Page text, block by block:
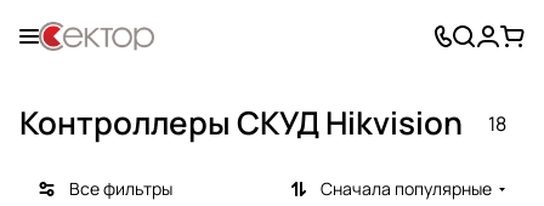
Контроллеры СКУД Hikvision 18
Все фильтры Сначала популярные